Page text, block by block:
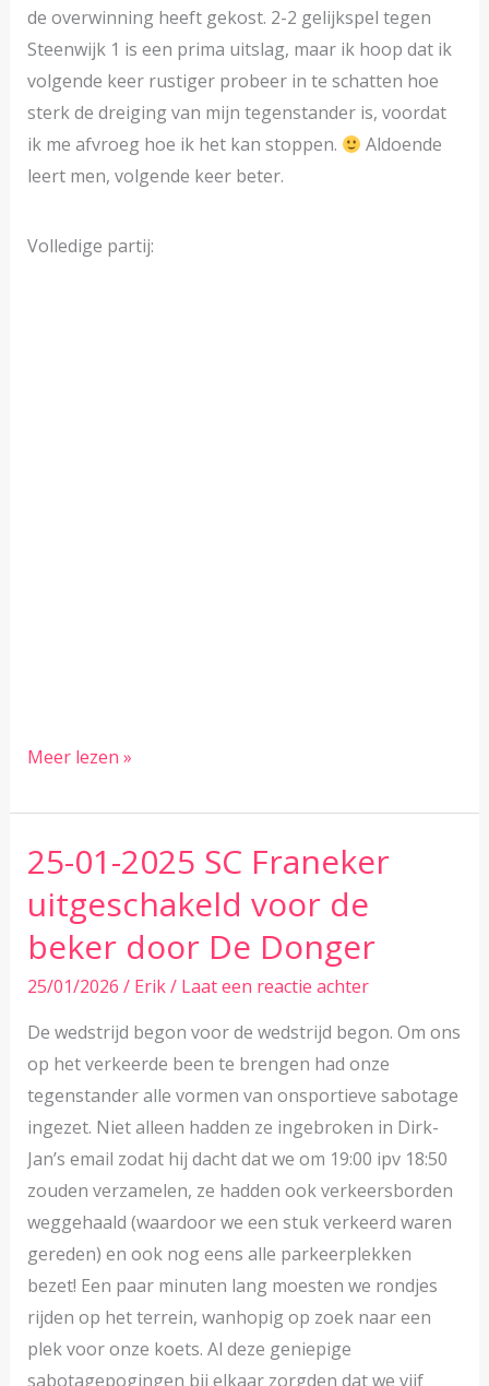
de overwinning heeft gekost. 2-2 gelijkspel tegen
Steenwijk 1 is een prima uitslag, maar ik hoop dat ik
volgende keer rustiger probeer in te schatten hoe
sterk de dreiging van mijn tegenstander is, voordat
ik me afvroeg hoe ik het kan stoppen.
Aldoende
leert men, volgende keer beter.
Volledige partij:
Externe
SC
franeker
–
Steenwijk
Meer lezen »
25-01-2025 SC Franeker
uitgeschakeld voor de
beker door De Donger
25/01/2026 / Erik/ Laat een reactie achter
De wedstrijd begon voor de wedstrijd begon. Om ons
op het verkeerde been te brengen had onze
tegenstander alle vormen van onsportieve sabotage
ingezet. Niet alleen hadden ze ingebroken in Dirk-
Jan’s email zodat hij dacht dat we om 19:00 ipv 18:50
zouden verzamelen, ze hadden ook verkeersborden
weggehaald (waardoor we een stuk verkeerd waren
gereden) en ook nog eens alle parkeerplekken
bezet! Een paar minuten lang moesten we rondjes
rijden op het terrein, wanhopig op zoek naar een
plek voor onze koets. Al deze geniepige
sabotagepogingen bij elkaar zorgden dat we vijf